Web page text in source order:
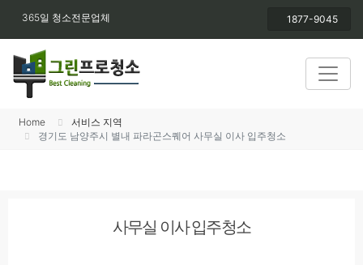
365일 청소전문업체 1877-9045
Home
서비스 지역
경기도 남양주시 별내 파라곤스퀘어 사무실 이사 입주청소
사무실 이사 입주청소